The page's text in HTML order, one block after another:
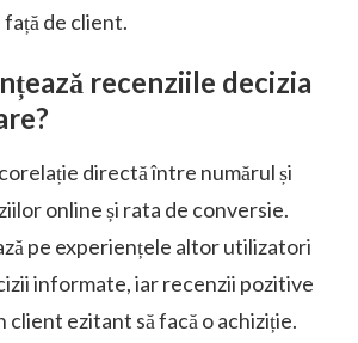
de client.
recenziile decizia
directă între numărul și
online și rata de conversie.
pe experiențele altor utilizatori
informate, iar recenzii pozitive
client ezitant să facă o achiziție.